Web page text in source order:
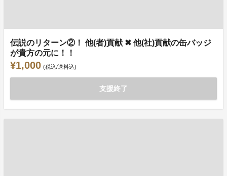
伝説のリターン②！ 他(者)貢献 ✖ 他(社)貢献の缶バッジ
が貴方の元に！！
¥1,000 (税込/送料込)
支援終了